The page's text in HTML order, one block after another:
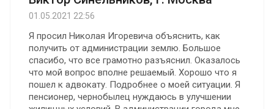
01.05.2021 22:56
Я просил Николая Игоревича объяснить, как
получить от администрации землю. Большое
спасибо, что все грамотно разъяснил. Оказалось
что мой вопрос вполне решаемый. Хорошо что я
пошел к адвокату. Подробнее о моей ситуации. Я
пенсионер, чернобылец нуждаюсь в улучшении